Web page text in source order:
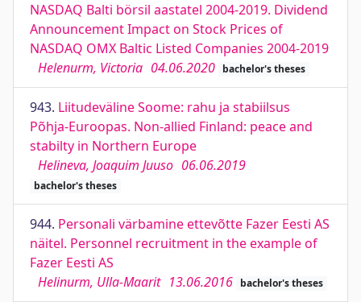
NASDAQ Balti börsil aastatel 2004-2019. Dividend
Announcement Impact on Stock Prices of
NASDAQ OMX Baltic Listed Companies 2004-2019
Helenurm, Victoria 04.06.2020 bachelor's theses
943. Liitudeväline Soome: rahu ja stabiilsus
Põhja-Euroopas. Non-allied Finland: peace and
stabilty in Northern Europe
Helineva, Joaquim Juuso 06.06.2019
bachelor's theses
944. Personali värbamine ettevõtte Fazer Eesti AS
näitel. Personnel recruitment in the example of
Fazer Eesti AS
Helinurm, Ulla-Maarit 13.06.2016 bachelor's theses